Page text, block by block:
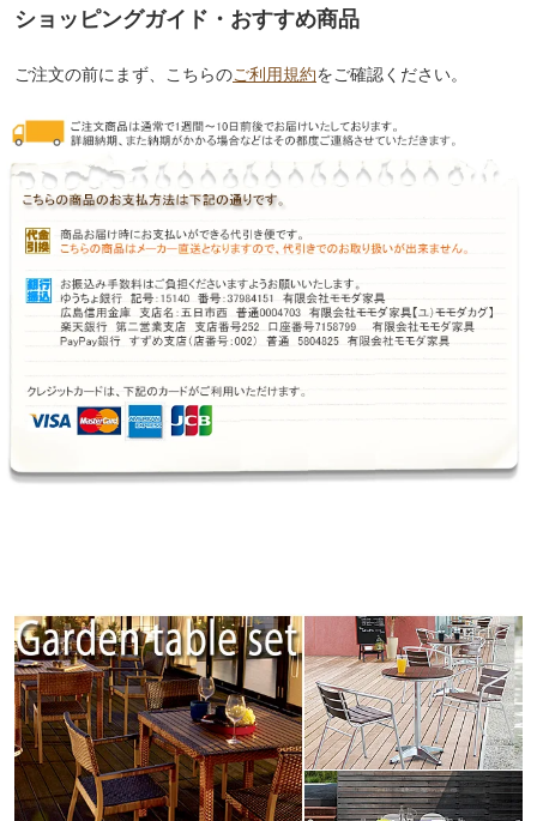
ショッピングガイド・おすすめ商品
ご注文の前にまず、こちらのご利用規約をご確認ください。